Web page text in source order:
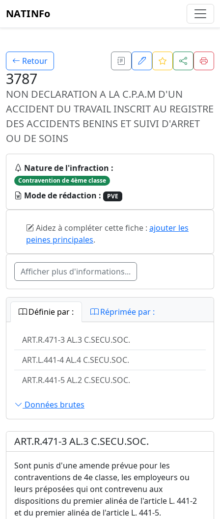
NATINFo
Retour
3787
NON DECLARATION A LA C.P.A.M D'UN
ACCIDENT DU TRAVAIL INSCRIT AU REGISTRE
DES ACCIDENTS BENINS ET SUIVI D'ARRET
OU DE SOINS
Nature de l'infraction :
Contravention de 4ème classe
Mode de rédaction : PVE
Aidez à compléter cette fiche : ajouter les
peines principales.
Afficher plus d'informations...
Définie par : Réprimée par :
ART.R.471-3 AL.3 C.SECU.SOC.
ART.L.441-4 AL.4 C.SECU.SOC.
ART.R.441-5 AL.2 C.SECU.SOC.
Données brutes
ART.R.471-3 AL.3 C.SECU.SOC.
Sont punis d'une amende prévue pour les
contraventions de 4e classe, les employeurs ou
leurs préposées qui ont contrevenu aux
dispositions du premier alinéa de l'article L. 441-2
et du premier alinéa de l'article L. 441-5.